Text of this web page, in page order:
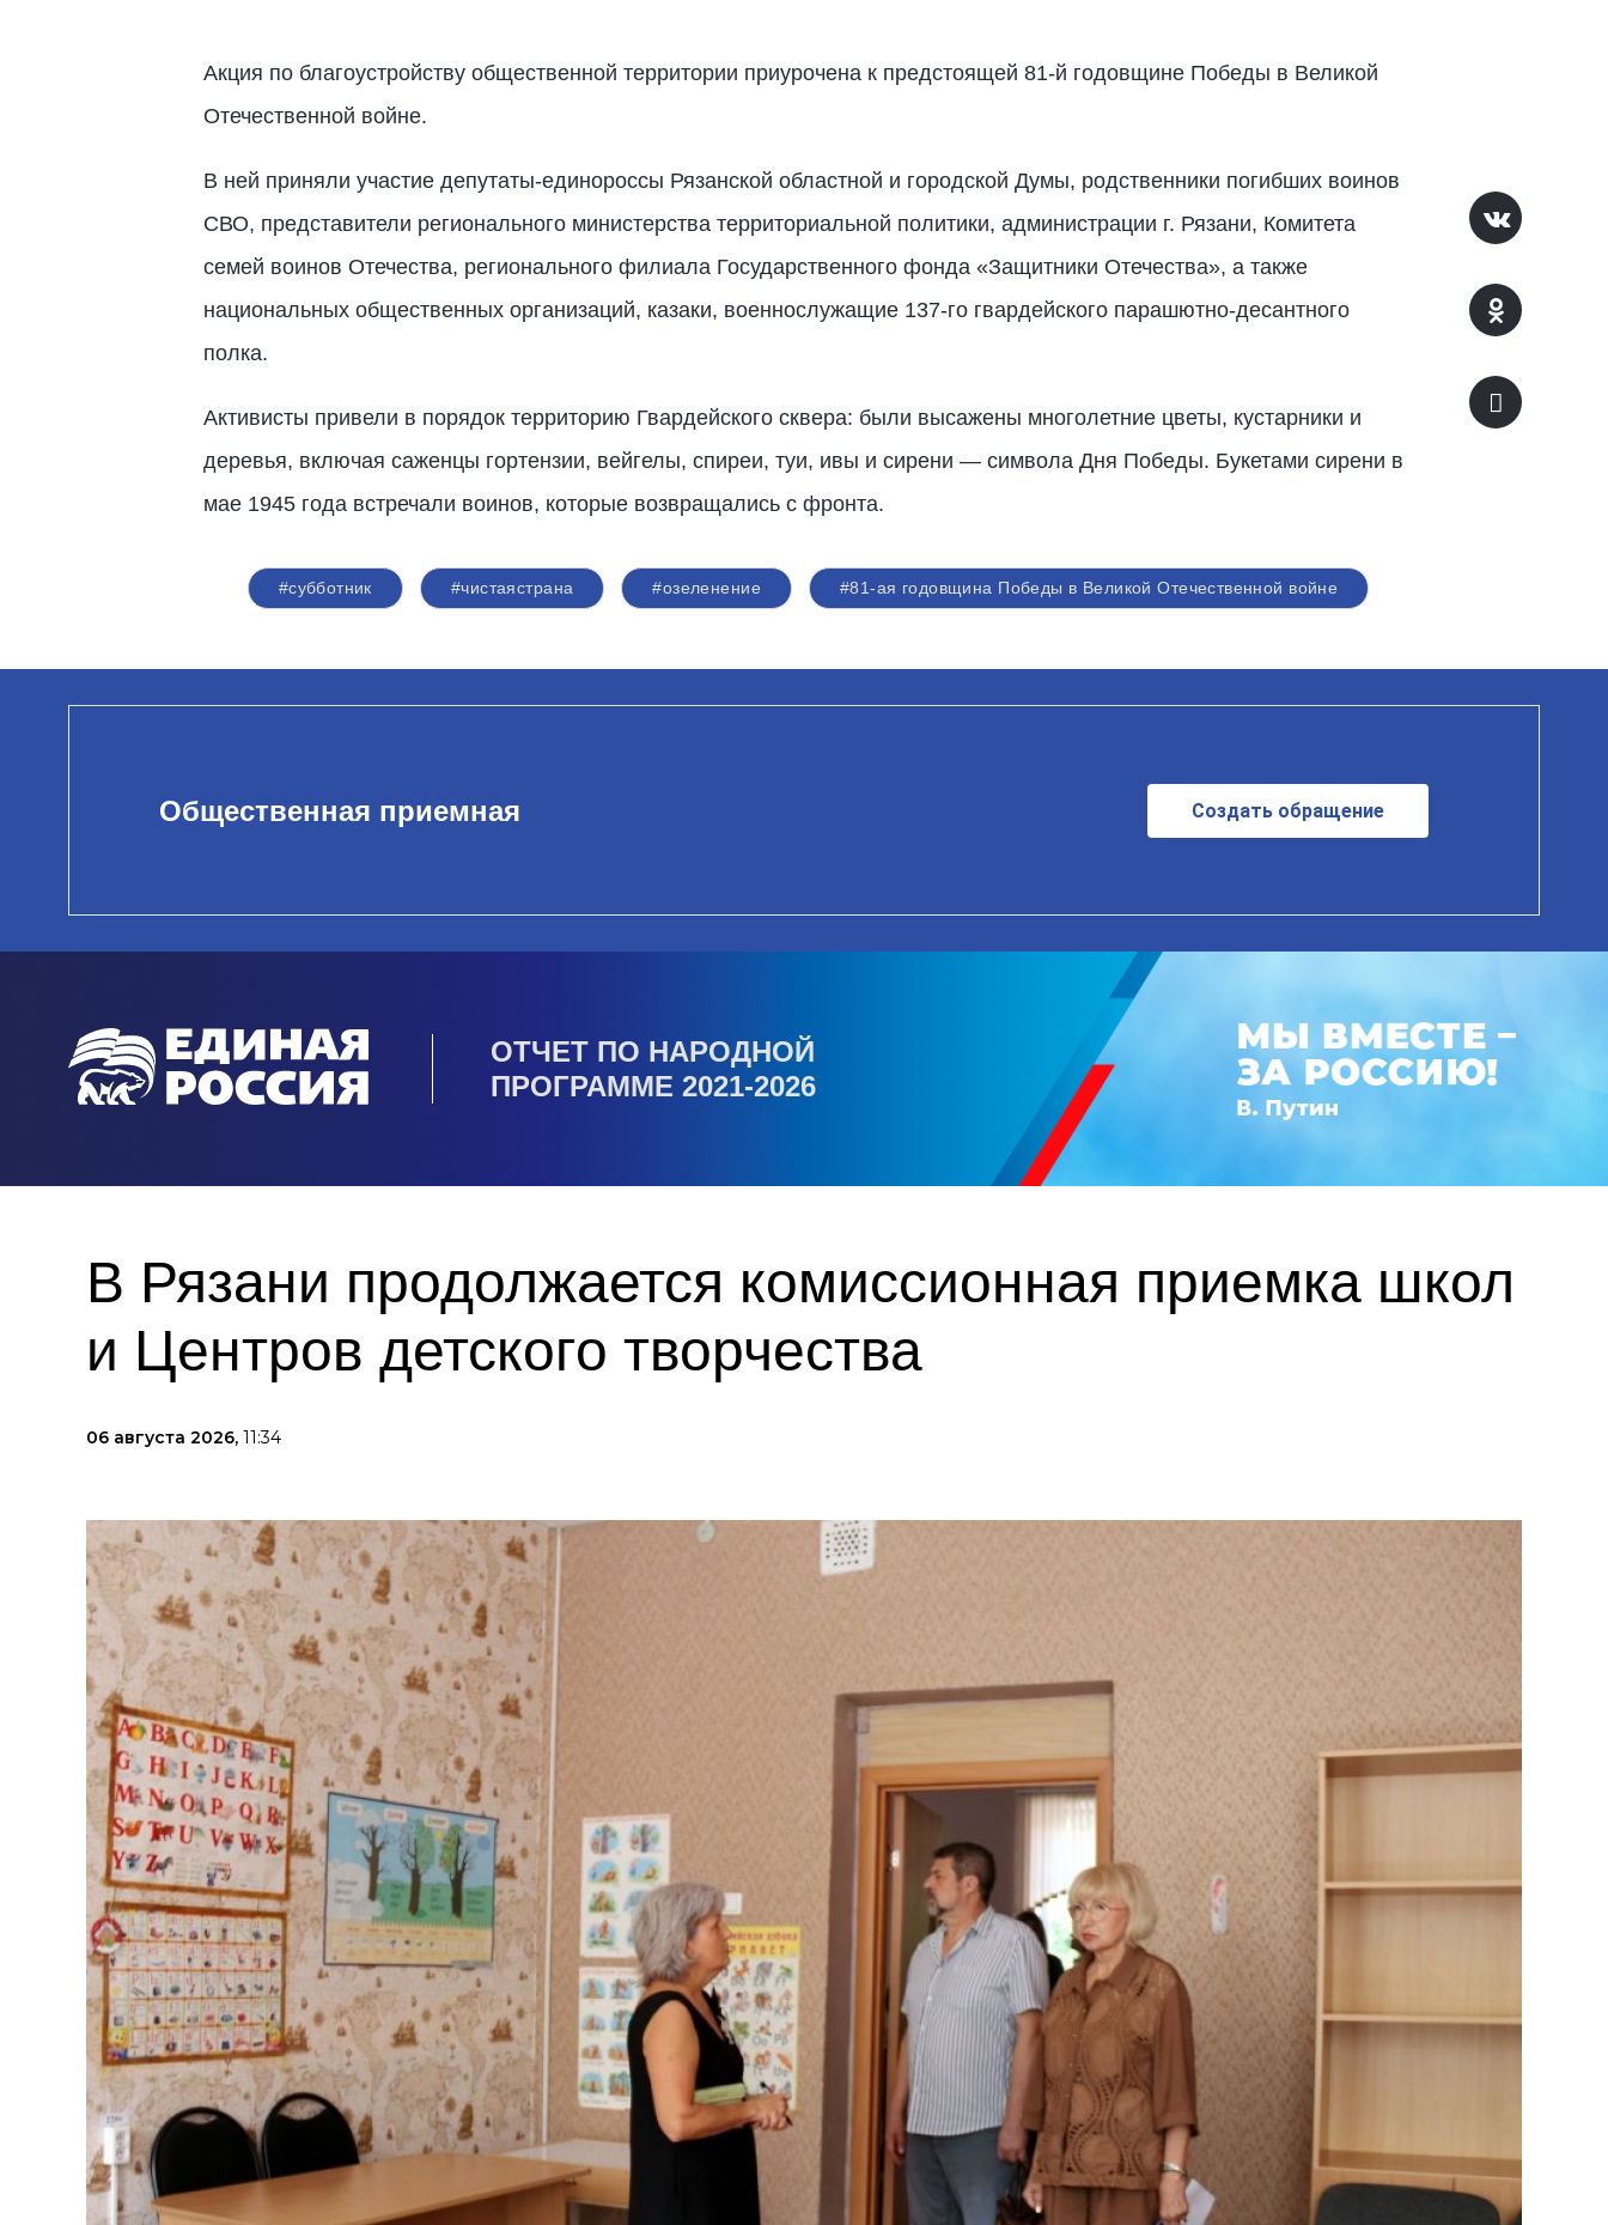
Акция по благоустройству общественной территории приурочена к предстоящей 81-й годовщине Победы в Великой
Отечественной войне.
В ней приняли участие депутаты-единороссы Рязанской областной и городской Думы, родственники погибших воинов
СВО, представители регионального министерства территориальной политики, администрации г. Рязани, Комитета
семей воинов Отечества, регионального филиала Государственного фонда «Защитники Отечества», а также
национальных общественных организаций, казаки, военнослужащие 137-го гвардейского парашютно-десантного
полка.
Активисты привели в порядок территорию Гвардейского сквера: были высажены многолетние цветы, кустарники и
деревья, включая саженцы гортензии, вейгелы, спиреи, туи, ивы и сирени — символа Дня Победы. Букетами сирени в
мае 1945 года встречали воинов, которые возвращались с фронта.
#субботник #чистаястрана #озеленение #81-ая годовщина Победы в Великой Отечественной войне
Общественная приемная Создать обращение
ОТЧЕТ ПО НАРОДНОЙ
ПРОГРАММЕ 2021-2026
В Рязани продолжается комиссионная приемка школ
и Центров детского творчества
06 августа 2026, 11:34